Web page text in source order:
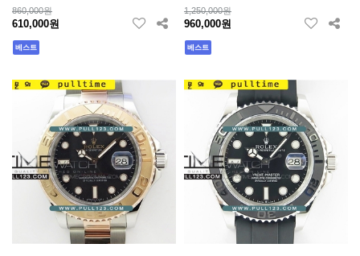
860,000원
610,000원
베스트
1,250,000원
960,000원
베스트